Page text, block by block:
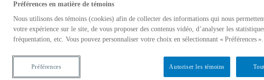
Préférences en matière de témoins
Nous utilisons des témoins (cookies) afin de collecter des informations qui nous
votre expérience sur le site, de vous proposer des contenus vidéo, d’analyser les
fréquentation, etc. Vous pouvez personnaliser votre choix en sélectionnant « Préférences ».
Autoriser les témoins
Préférences